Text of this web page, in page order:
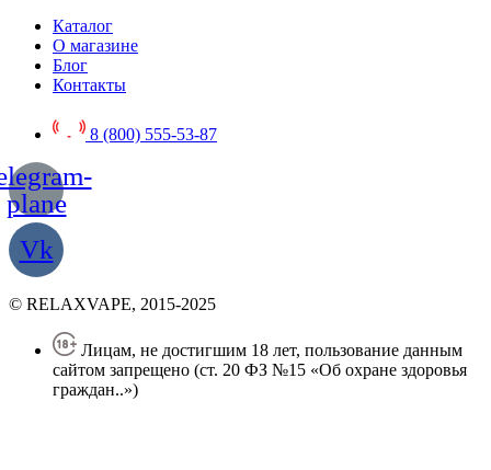
Каталог
О магазине
Блог
Контакты
8 (800) 555-53-87
plane
Vk
© RELAXVAPE, 2015-2025
Лицам, не достигшим 18 лет, пользование данным
сайтом запрещено (ст. 20 ФЗ №15 «Об охране здоровья
граждан..»)